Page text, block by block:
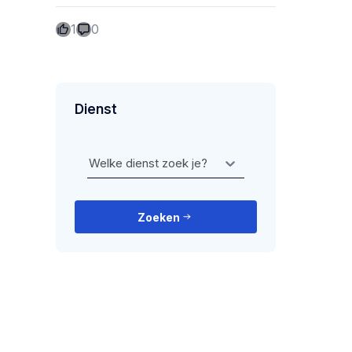
1 0
Dienst
Welke dienst zoek je?
Zoeken